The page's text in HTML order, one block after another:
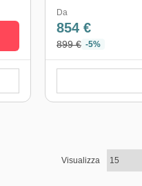
Da
854 €
899 € -5%
Visualizza